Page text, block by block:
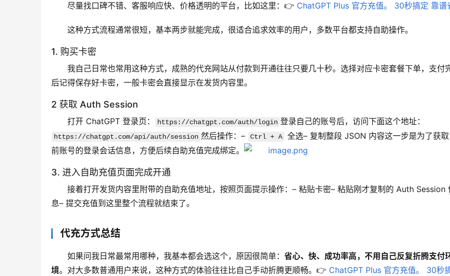
尽量找口碑不错、客服响应快、价格透明的平台，比如这里：👉 ChatGPT Plus 官方充值。 30秒搞定 靠谱
这种方式流程通常很短，基本两步就能完成，很适合追求效率的用户，多数平台都支持自助操作。
1. 购买卡密
我自己日常也常用这种方式，成熟的代充网站从付款到开通往往只要几十秒。选择对应卡密套餐下单，支付
后记得保存好卡密，一般卡密会直接显示在发货内容里。
2 获取 Auth Session
打开 ChatGPT 登录页： https://chatgpt.com/auth/login 登录自己的账号后，访问下面这个地址：
https://chatgpt.com/api/auth/session 然后操作：– Ctrl + A
全选– 复制整段 JSON 内容这一步是为了获
前账号的登录会话信息，方便后续自助充值完成绑定。
3. 进入自助充值页面完成开通
接着打开发货内容里附带的自助充值地址，按照页面提示操作：– 粘贴卡密– 粘贴刚才复制的 Auth Session
息– 提交充值到这里整个流程就结束了。
代充方式总结
如果问我日常最常用哪种，我基本都会选这个，原因很简单： 省心、快、成功率高，不用自己反复折腾支付
境。对大多数普通用户来说，这种方式的体验往往比自己手动折腾更顺畅。👉 ChatGPT Plus 官方充值。 30秒